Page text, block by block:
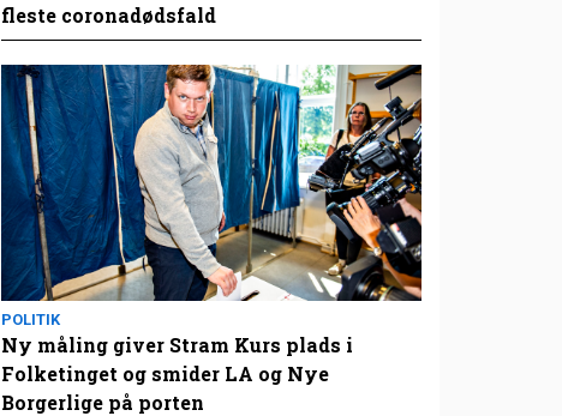
fleste coronadødsfald
POLITIK
Ny måling giver Stram Kurs plads i
Folketinget og smider LA og Nye
Borgerlige på porten